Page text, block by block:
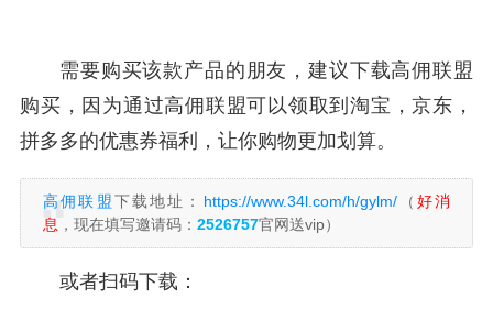
需要购买该款产品的朋友，建议下载高佣联盟
购买，因为通过高佣联盟可以领取到淘宝，京东，
拼多多的优惠券福利，让你购物更加划算。
高佣联盟下载地址： https://www.34l.com/h/gylm/（ 好消
息 ，现在填写邀请码： 2526757官网送vip）
或者扫码下载：